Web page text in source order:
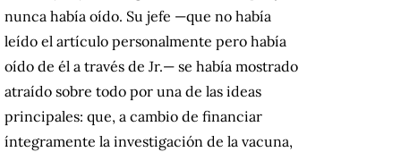
nunca había oído. Su jefe —que no había
leído el artículo personalmente pero había
oído de él a través de Jr.— se había mostrado
atraído sobre todo por una de las ideas
principales: que, a cambio de financiar
íntegramente la investigación de la vacuna,